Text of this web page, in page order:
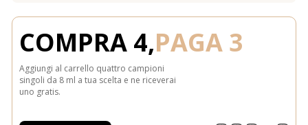
COMPRA 4,PAGA 3
Aggiungi al carrello quattro campioni
singoli da 8 ml a tua scelta e ne riceverai
uno gratis.